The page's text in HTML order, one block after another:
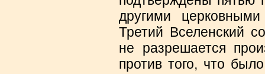
другими
Третий Вселенский
не разрешается
против того, что